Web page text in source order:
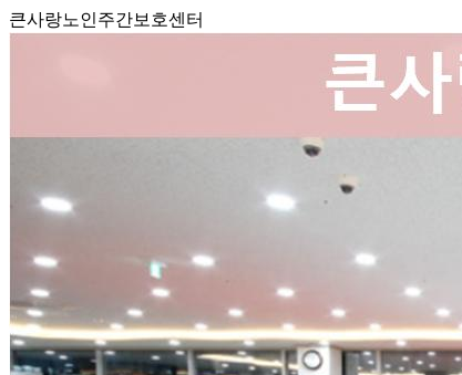
큰사랑노인주간보호센터